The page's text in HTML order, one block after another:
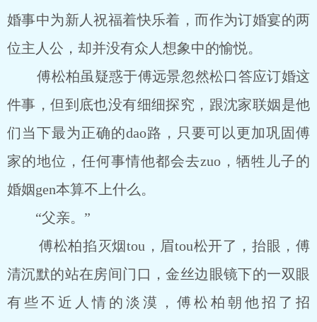
婚事中为新人祝福着快乐着，而作为订婚宴的两
位主人公，却并没有众人想象中的愉悦。
傅松柏虽疑惑于傅远景忽然松口答应订婚这
件事，但到底也没有细细探究，跟沈家联姻是他
们当下最为正确的dao路，只要可以更加巩固傅
家的地位，任何事情他都会去zuo，牺牲儿子的
婚姻gen本算不上什么。
“父亲。”
傅松柏掐灭烟tou，眉tou松开了，抬眼，傅
清沉默的站在房间门口，金丝边眼镜下的一双眼
有些不近人情的淡漠，傅松柏朝他招了招